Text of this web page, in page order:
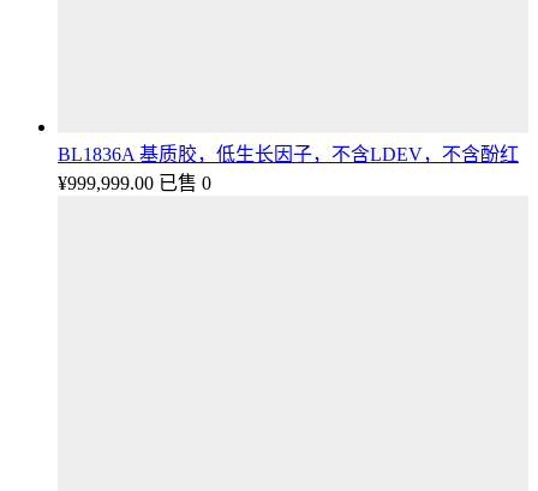
BL1836A 基质胶，低生长因子，不含LDEV，不含酚红
¥999,999.00 已售 0